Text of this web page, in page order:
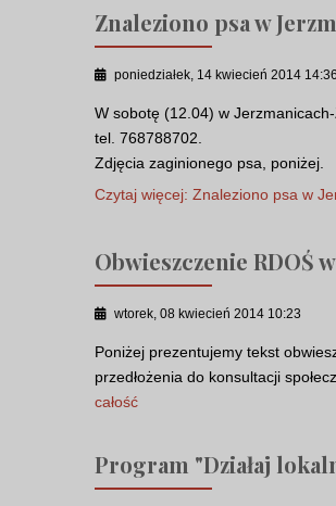
Znaleziono psa w
poniedziałek, 14 kwiecień 2014 14:36
W sobotę (12.04) w
tel. 768788702.
Zdjęcia zaginionego psa, poniżej.
Czytaj więcej: Znaleziono psa w
Obwieszczenie RDOŚ
wtorek, 08 kwiecień 2014 10:23
Poniżej prezentujemy tekst
przedłożenia do konsultacji
całość
Program "Działaj